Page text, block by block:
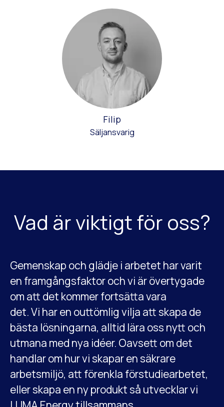
Filip
Säljansvarig
Vad är viktigt för oss?
Gemenskap och glädje i arbetet har varit
en framgångsfaktor och vi är övertygade
om att det kommer fortsätta vara
det. Vi har en outtömlig vilja att skapa de
bästa lösningarna, alltid lära oss nytt och
utmana med nya idéer. Oavsett om det
handlar om hur vi skapar en säkrare
arbetsmiljö, att förenkla förstudiearbetet,
eller skapa en ny produkt så utvecklar vi